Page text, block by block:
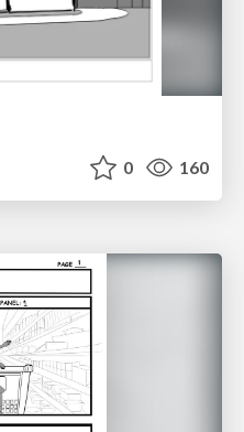
0 160